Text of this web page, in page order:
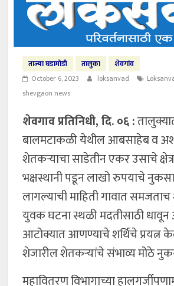
ताज्या घडामोडी तालुका
शेवगांव
October 6, 2023
loksanvad
shevgaon news
शेवगाव प्रतिनिधी, दि. ०६ :
बालमटाकळी येथील आबसाहेब व
शेतकऱ्याचा साडेतीन एकर उसाचे
भक्षस्थानी पडून लाखो रुपयाचे
लागल्याची माहिती गावात
युवक घटना स्थळी मदतीसाठी
आटोक्यात आणण्याचे शर्थिचे प्रयत्न
शेजारील शेतकऱ्यांचे संभाव्य मोठे
महावितरण विभागाच्या